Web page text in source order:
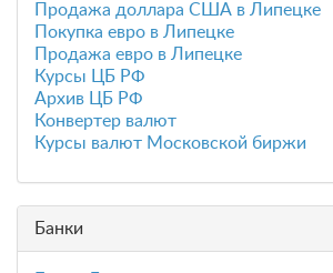
Продажа доллара США в Липецке
Покупка евро в Липецке
Продажа евро в Липецке
Курсы ЦБ РФ
Архив ЦБ РФ
Конвертер валют
Курсы валют Московской биржи
Банки